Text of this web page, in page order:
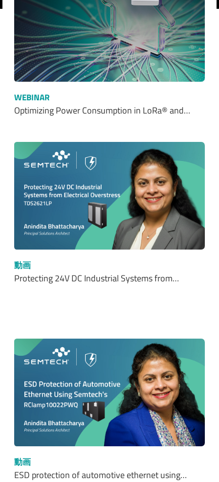
WEBINAR
Optimizing Power Consumption in LoRa® and…
動画
Protecting 24V DC Industrial Systems from…
動画
ESD protection of automotive ethernet using…